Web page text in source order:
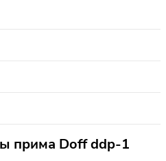
прима Doff ddp-1